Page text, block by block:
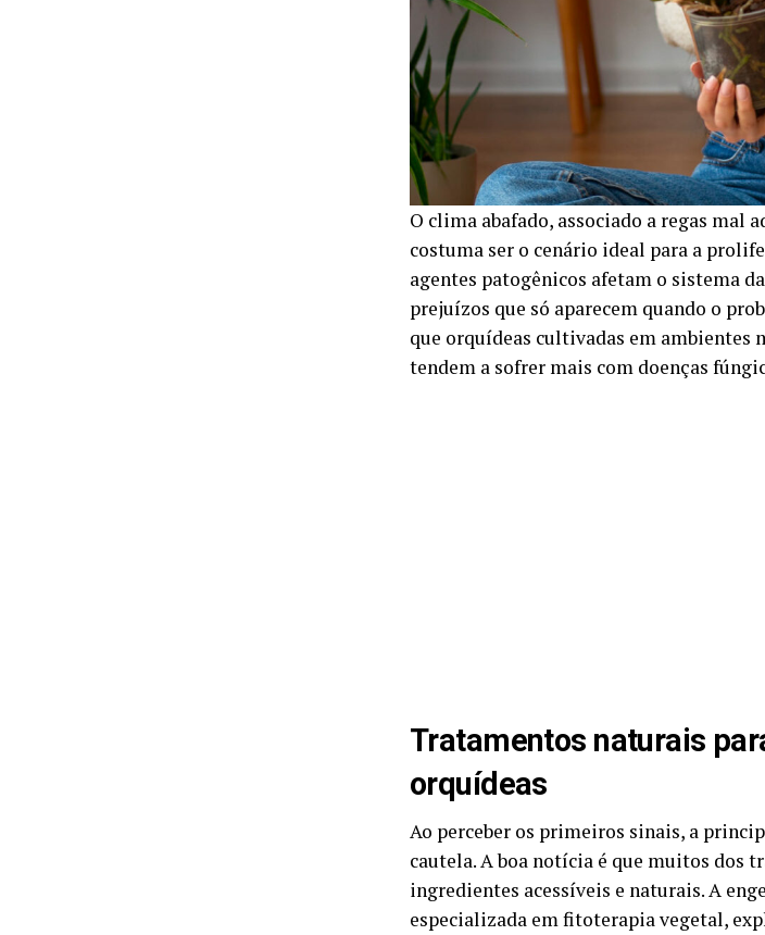
O clima abafado, associado a regas mal
costuma ser o cenário ideal para a
agentes patogênicos afetam o sistema
prejuízos que só aparecem quando o
que orquídeas cultivadas em ambientes
tendem a sofrer mais com doenças
Tratamentos naturais
orquídeas
Ao perceber os primeiros sinais, a
cautela. A boa notícia é que muitos dos
ingredientes acessíveis e naturais. A
especializada em fitoterapia vegetal,